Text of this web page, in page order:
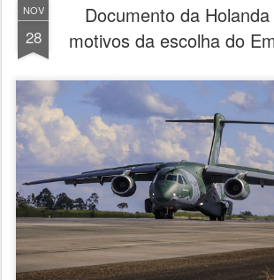
NOV
28
Documento da
motivos da escolha do